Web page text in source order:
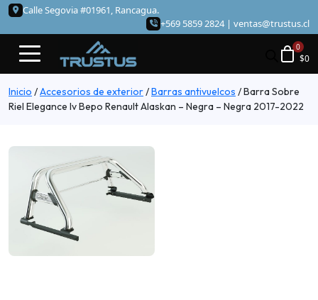
Calle Segovia #01961, Rancagua.
+569 5859 2824 | ventas@trustus.cl
$0
Inicio /Accesorios de exterior/Barras antivuelcos /Barra Sobre
Riel Elegance Iv Bepo Renault Alaskan – Negra – Negra 2017-2022